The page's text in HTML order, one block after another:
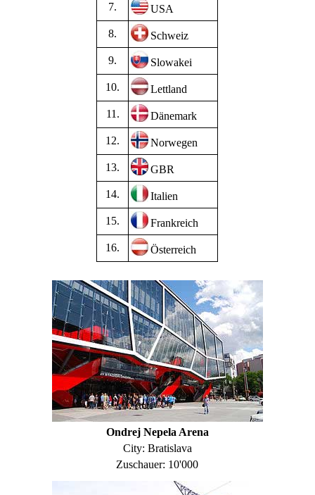
7. USA
8. Schweiz
9. Slowakei
10. Lettland
11. Dänemark
12. Norwegen
13. GBR
14. Italien
15. Frankreich
16. Österreich
Ondrej Nepela Arena
City: Bratislava
Zuschauer: 10'000